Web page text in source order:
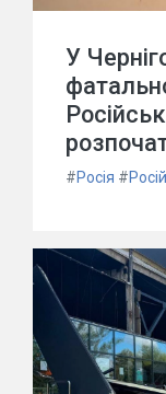
У
#Росія #